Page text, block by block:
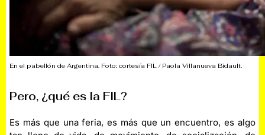
En el pabellón de Argentina. Foto: cortesía FIL / Paola Villanueva Bidault.
Pero, ¿qué es la FIL?
Es más que una feria, es más que un encuentro, es algo